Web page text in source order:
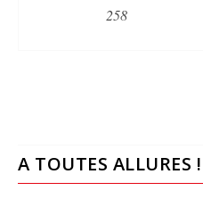
258
A TOUTES ALLURES !